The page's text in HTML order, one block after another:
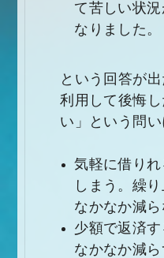
て苦しい状
なりました。
という回答が
利用して後悔
い」という問い
気軽に借り
しまう。繰
なかなか減ら
少額で返済す
なかなか減ら